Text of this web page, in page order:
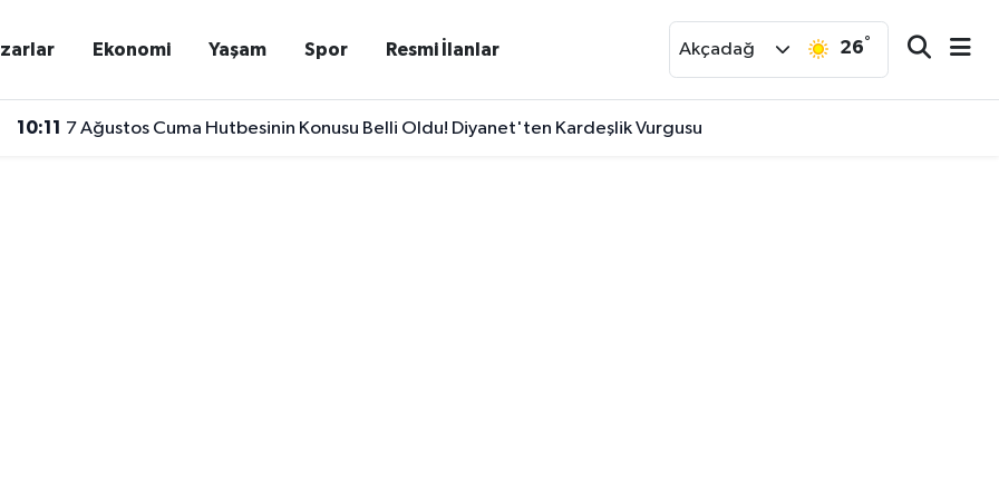
Ekonomi Yaşam Spor Resmi İlanlar Akçadağ 26°
10:11 7 Ağustos Cuma Hutbesinin Konusu Belli Oldu! Diyanet'ten Kardeşlik Vurgusu